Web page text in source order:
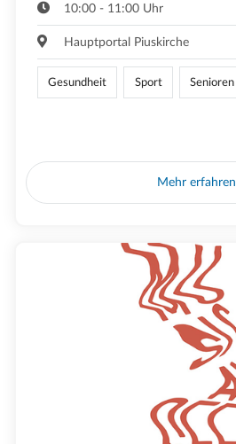
10:00 - 11:00 Uhr
Hauptportal Piuskirche
Gesundheit Sport Senioren
Mehr erfahren